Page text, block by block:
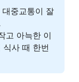
중교통이 잘
고 아늑한 이
식사 때 한번